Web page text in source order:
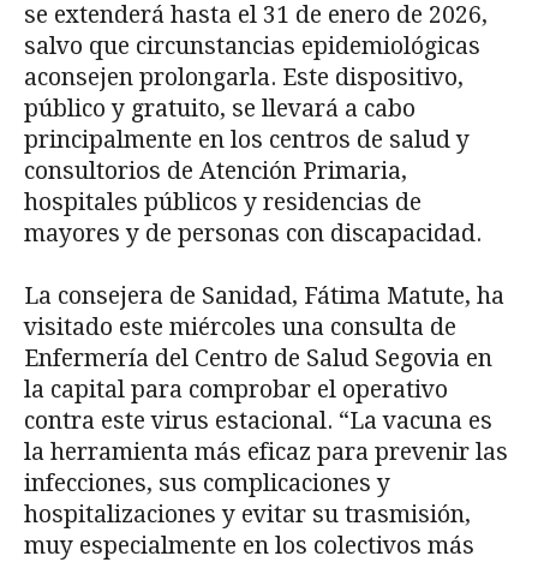
se extenderá hasta el 31 de enero de 2026,
salvo que circunstancias epidemiológicas
aconsejen prolongarla. Este dispositivo,
público y gratuito, se llevará a cabo
principalmente en los centros de salud y
consultorios de Atención Primaria,
hospitales públicos y residencias de
mayores y de personas con discapacidad.
La consejera de Sanidad, Fátima Matute, ha
visitado este miércoles una consulta de
Enfermería del Centro de Salud Segovia en
la capital para comprobar el operativo
contra este virus estacional. “La vacuna es
la herramienta más eficaz para prevenir las
infecciones, sus complicaciones y
hospitalizaciones y evitar su trasmisión,
muy especialmente en los colectivos más